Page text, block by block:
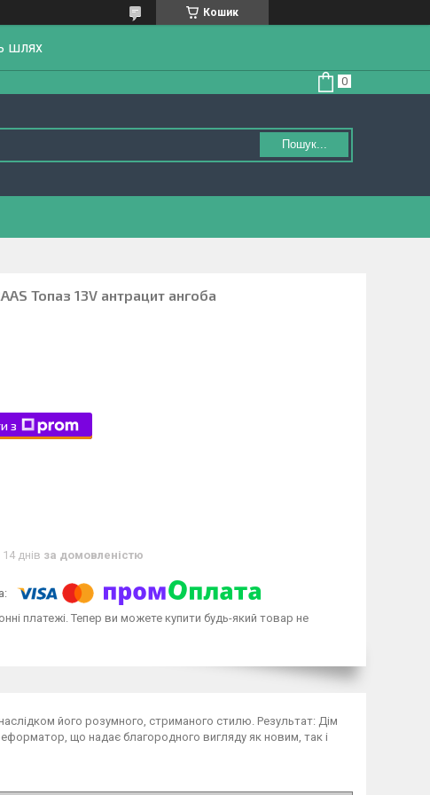
Кошик
шлях
Пошук...
Топаз 13V антрацит ангоба
з
днів за домовленістю
платежі. Тепер ви можете купити будь-який товар не
його розумного, стриманого стилю. Результат: Дім
що надає благородного вигляду як новим, так і